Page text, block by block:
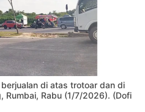
di atas trotoar dan di
Rumbai, Rabu (1/7/2026). (Dofi